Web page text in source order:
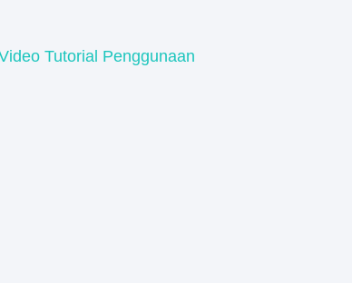
Tutorial Penggunaan